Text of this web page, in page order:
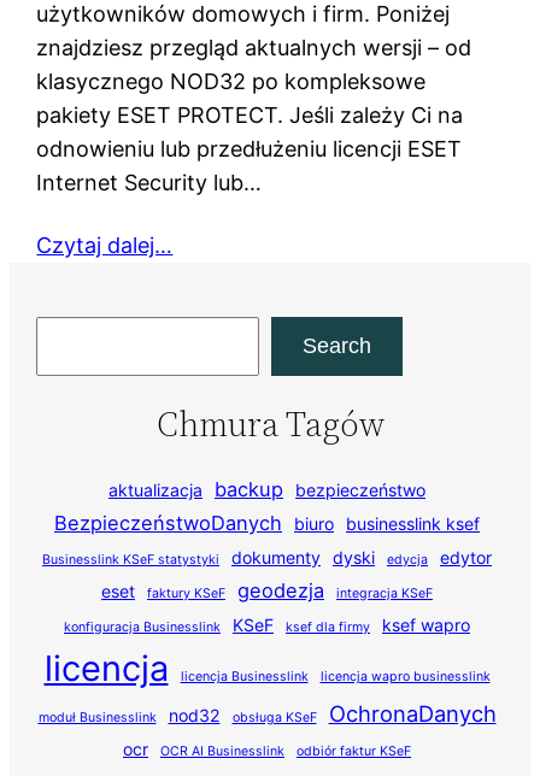
użytkowników domowych i firm. Poniżej
znajdziesz przegląd aktualnych wersji – od
klasycznego NOD32 po kompleksowe
pakiety ESET PROTECT. Jeśli zależy Ci na
odnowieniu lub przedłużeniu licencji ESET
Internet Security lub…
Czytaj dalej…
Search
Chmura Tagów
aktualizacja backup bezpieczeństwo
BezpieczeństwoDanych biuro businesslink ksef
Businesslink KSeF statystyki dokumenty dyski edycja
edytor
eset
faktury KSeF geodezja integracja KSeF
konfiguracja Businesslink KSeF ksef dla firmy ksef wapro
licencja licencja Businesslink licencja wapro businesslink
moduł Businesslink nod32 obsługa KSeF OchronaDanych
ocr OCR AI Businesslink odbiór faktur KSeF